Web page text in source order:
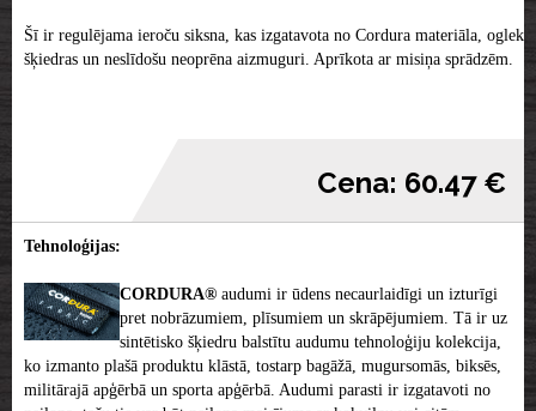
Šī ir regulējama ieroču siksna, kas izgatavota no Cordura materiāla, oglekļa
šķiedras un neslīdošu neoprēna aizmuguri. Aprīkota ar misiņa sprādzēm.
Cena: 60.47 €
Tehnoloģijas:
CORDURA® audumi ir ūdens necaurlaidīgi un izturīgi
pret nobrāzumiem, plīsumiem un skrāpējumiem. Tā ir uz
sintētisko šķiedru balstītu audumu tehnoloģiju kolekcija,
ko izmanto plašā produktu klāstā, tostarp bagāžā, mugursomās, biksēs,
militārajā apģērbā un sporta apģērbā. Audumi parasti ir izgatavoti no